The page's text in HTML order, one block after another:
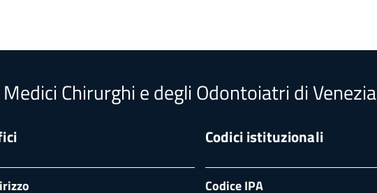
Chirurghi e degli Odontoiatri di Venezia
Codici istituzionali
Codice IPA